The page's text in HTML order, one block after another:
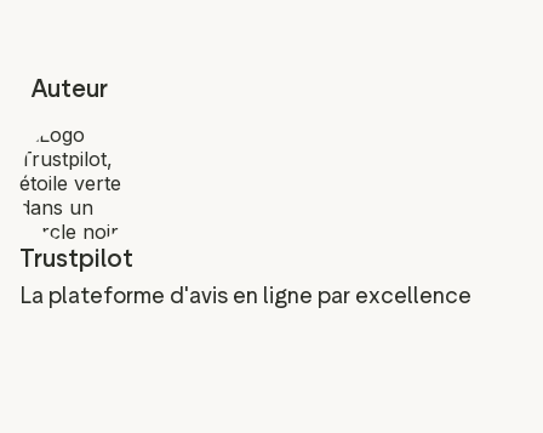
Auteur
Trustpilot
La plateforme d'avis en ligne par excellence